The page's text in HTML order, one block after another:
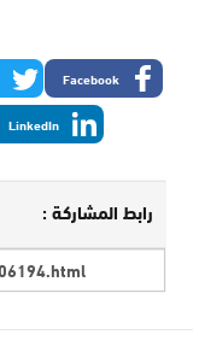
Facebook
LinkedIn
رابط المشاركة :